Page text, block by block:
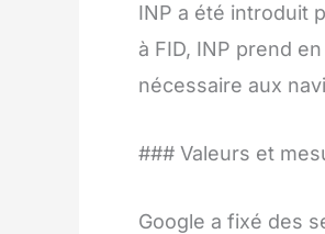
INP a été introduit
à FID, INP prend
nécessaire aux
### Valeurs et
Google a fixé des